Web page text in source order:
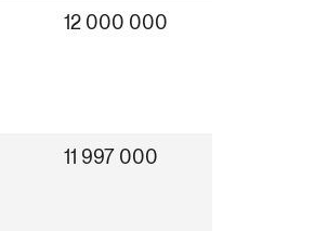
12 000 000
11 997 000